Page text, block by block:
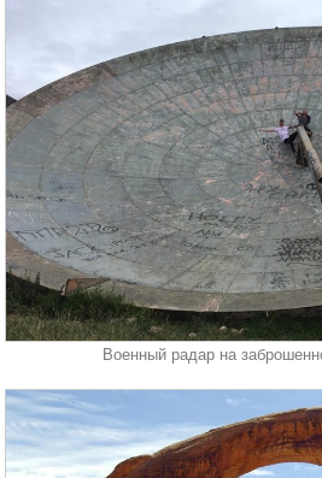
Военный радар на